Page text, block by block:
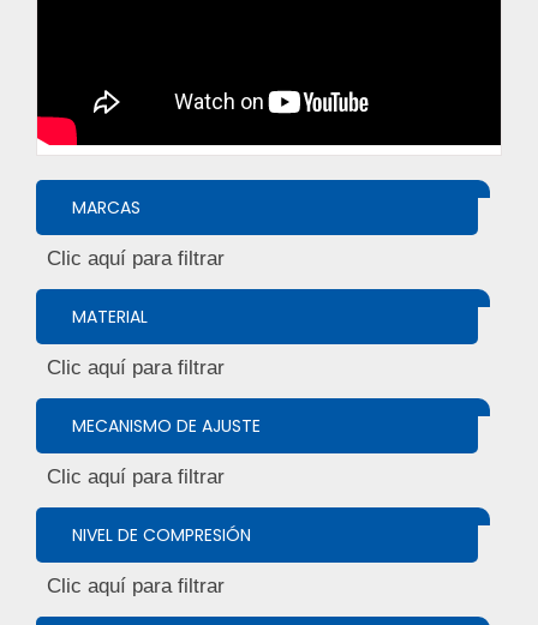
MARCAS
MATERIAL
MECANISMO DE AJUSTE
NIVEL DE COMPRESIÓN